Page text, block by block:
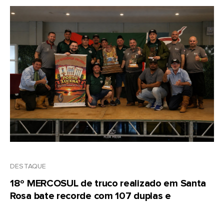
DESTAQUE
18º MERCOSUL de truco realizado em Santa
Rosa bate recorde com 107 duplas e